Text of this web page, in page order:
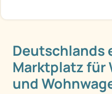
Deutschlands
Marktplatz für
und